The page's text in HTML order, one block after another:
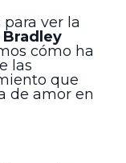
ver la
Bradley
cómo ha
las
que
de amor en